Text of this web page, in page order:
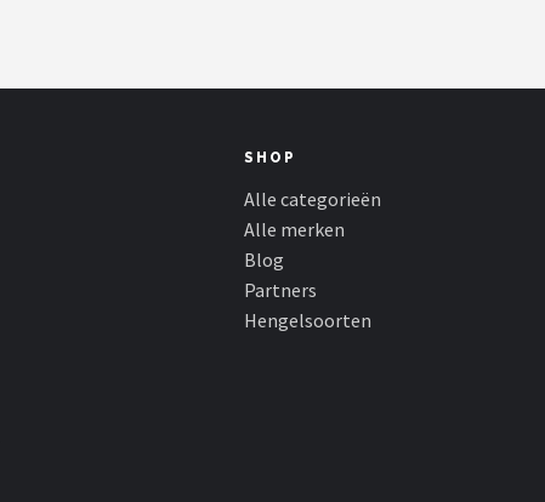
SHOP
Alle categorieën
Alle merken
Blog
Partners
Hengelsoorten